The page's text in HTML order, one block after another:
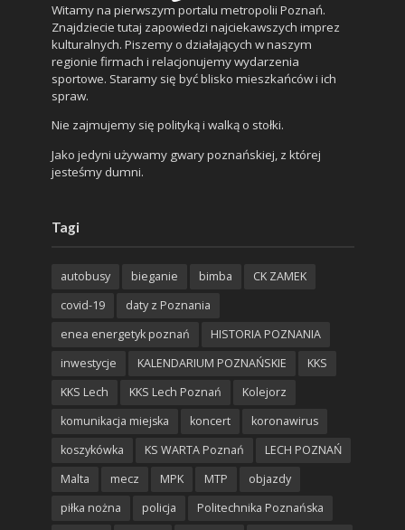
Witamy na pierwszym portalu metropolii Poznań.
Znajdziecie tutaj zapowiedzi najciekawszych imprez
kulturalnych. Piszemy o działających w naszym
regionie firmach i relacjonujemy wydarzenia
sportowe. Staramy się być blisko mieszkańców i ich
spraw.
Nie zajmujemy się polityką i walką o stołki.
Jako jedyni używamy gwary poznańskiej, z której
jesteśmy dumni.
Tagi
autobusy bieganie bimba
CK ZAMEK
covid-19
daty z Poznania
enea energetyk poznań
HISTORIA POZNANIA
inwestycje
KALENDARIUM POZNAŃSKIE
KKS
KKS Lech
KKS Lech Poznań
Kolejorz
komunikacja miejska
koncert
koronawirus
koszykówka
KS WARTA Poznań
LECH POZNAŃ
Malta
mecz MPK MTP
objazdy
piłka nożna
policja
Politechnika Poznańska